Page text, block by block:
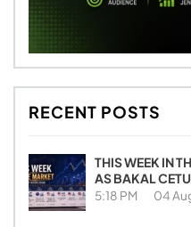
RECENT POSTS
THIS WEEK IN
AS BAKAL
5:18 PM 04